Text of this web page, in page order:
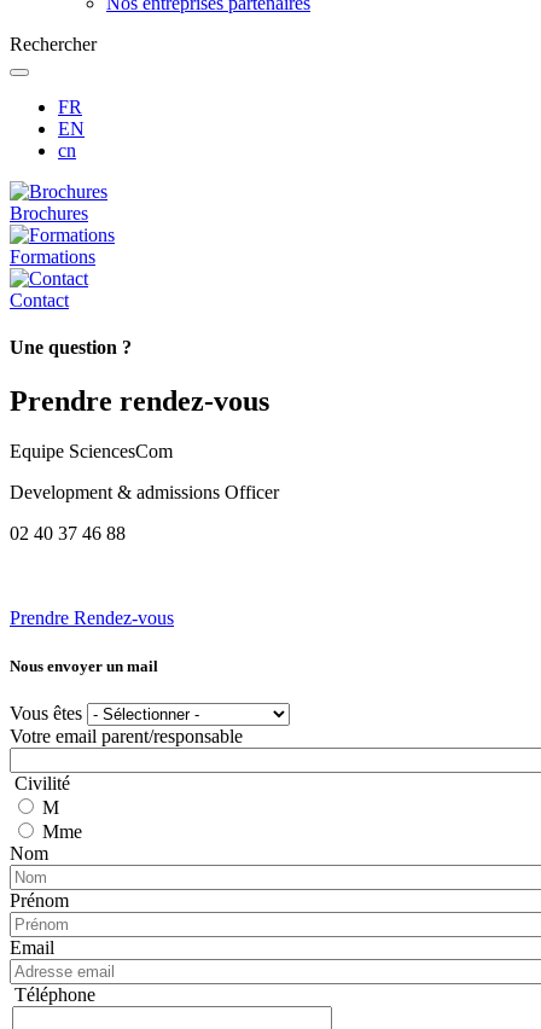
Rechercher
FR
EN
cn
Brochures
Formations
Contact
Une question ?
Prendre rendez-vous
Equipe SciencesCom
Development & admissions Officer
02 40 37 46 88
Prendre Rendez-vous
Nous envoyer un mail
Vous êtes
Votre email parent/responsable
Civilité
M
Mme
Nom
Prénom
Email
Téléphone